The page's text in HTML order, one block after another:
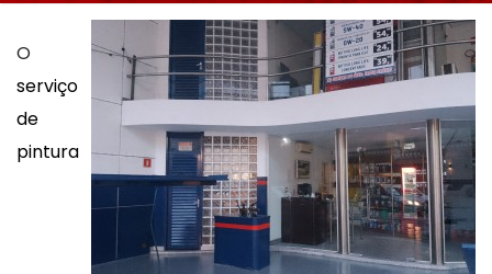
O
serviço
de
pintura